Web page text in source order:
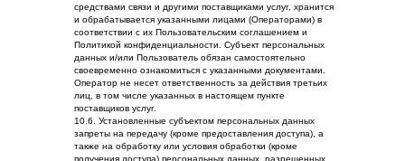
средствами связи и другими поставщиками услуг, хранится
и обрабатывается указанными лицами (Операторами) в
соответствии с их Пользовательским соглашением и
Политикой конфиденциальности. Субъект персональных
данных и/или Пользователь обязан самостоятельно
своевременно ознакомиться с указанными документами.
Оператор не несет ответственность за действия третьих
лиц, в том числе указанных в настоящем пункте
поставщиков услуг.
10.6. Установленные субъектом персональных данных
запреты на передачу (кроме предоставления доступа), а
также на обработку или условия обработки (кроме
получения доступа) персональных данных, разрешенных